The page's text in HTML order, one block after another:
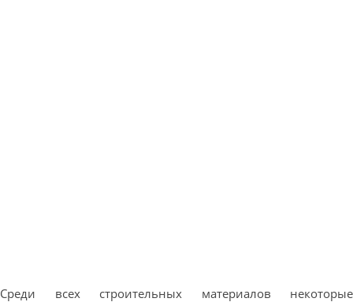
Среди всех строительных материалов некоторые